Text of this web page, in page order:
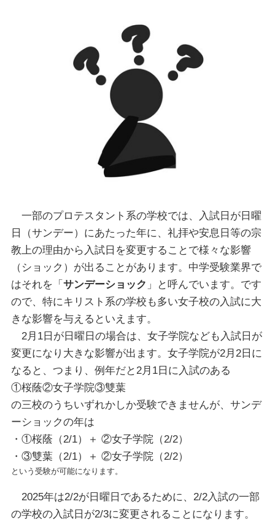
一部のプロテスタント系の学校では、入試日が日曜
日（サンデー）にあたった年に、礼拝や安息日等の宗
教上の理由から入試日を変更することで様々な影響
（ショック）が出ることがあります。中学受験業界で
はそれを「 サンデーショック 」と呼んでいます。です
ので、特にキリスト系の学校も多い女子校の入試に大
きな影響を与えるといえます。
2月1日が日曜日の場合は、女子学院なども入試日が
変更になり大きな影響が出ます。女子学院が2月2日に
なると、つまり、例年だと2月1日に入試のある
①桜蔭②女子学院③雙葉
の三校のうちいずれかしか受験できませんが、サンデ
ーショックの年は
・①桜蔭（2/1）＋ ②女子学院（2/2）
・③雙葉（2/1）＋ ②女子学院（2/2）
という受験が可能になります。
2025年は2/2が日曜日であるために、2/2入試の一部
の学校の入試日が2/3に変更されることになります。